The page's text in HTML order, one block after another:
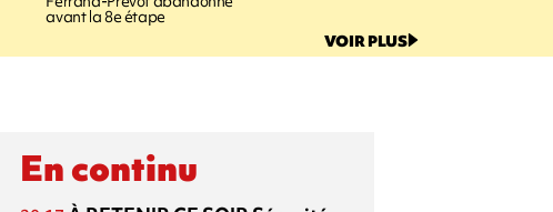
avant la 8e étape
VOIR PLUS
En continu